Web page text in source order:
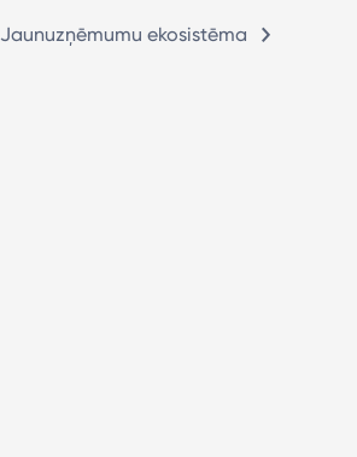
Jaunuzņēmumu ekosistēma